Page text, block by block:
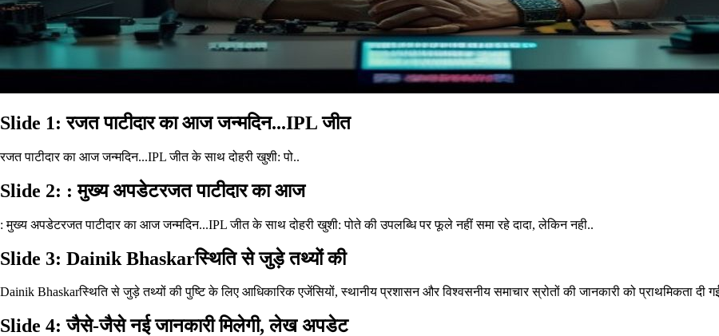
Slide 1: रजत पाटीदार का आज जन्मदिन...IPL जीत
रजत पाटीदार का आज जन्मदिन...IPL जीत के साथ दोहरी खुशी: पो..
Slide 2: : मुख्य अपडेटरजत पाटीदार का आज
: मुख्य अपडेटरजत पाटीदार का आज जन्मदिन...IPL जीत के साथ दोहरी खुशी: पोते की उपलब्धि पर फूले नहीं समा रहे दादा, लेकिन नही..
Slide 3: Dainik Bhaskarस्थिति से जुड़े तथ्यों की
Dainik Bhaskarस्थिति से जुड़े तथ्यों की पुष्टि के लिए आधिकारिक एजेंसियों, स्थानीय प्रशासन और विश्वसनीय समाचार स्रोतों की जानकारी को प्राथमिकता दी
Slide 4: जैसे-जैसे नई जानकारी मिलेगी, लेख अपडेट